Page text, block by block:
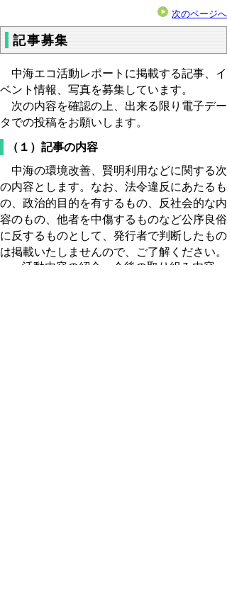
次のページへ
記事募集
中海エコ活動レポートに掲載する記事、イ
ベント情報、写真を募集しています。
次の内容を確認の上、出来る限り電子デー
タでの投稿をお願いします。
（１）記事の内容
中海の環境改善、賢明利用などに関する次
の内容とします。なお、法令違反にあたるも
の、政治的目的を有するもの、反社会的な内
容のもの、他者を中傷するものなど公序良俗
に反するものとして、発行者で判断したもの
は掲載いたしませんので、ご了解ください。
活動内容の紹介、今後の取り組み内容